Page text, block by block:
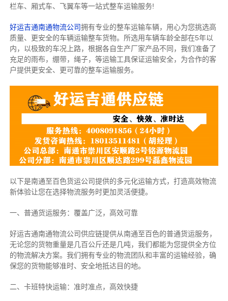
栏车、厢式车、飞翼车等一站式整车运输服务!
好运吉通南通物流公司拥有专业的整车运输车辆，用心为您挑选高
质量、更安全的车辆运输整车货物。所选用车辆车龄全部在5年以
内，以极致的车况上路，根据各自生产厂家产品不同，我们准备了
充足的雨布，绷带，绳子，等运输工具保证运输安全，为合作的客
户提供更安全、更可靠的整车运输服务。
以下是南通至百色货运公司提供的多元化运输方式，打造高效物流
新体验让您在选择物流服务时更加灵活便捷。
一、普通货运服务：覆盖广泛，高效可靠
好运吉通南通物流公司供应链提供从南通至百色的普通货运服务，
无论您的货物重量是几百公斤还是几吨，我们都能为您提供全方位
的物流解决方案。我们拥有专业的物流团队和丰富的运输经验，确
保您的货物能够准时、安全地抵达目的地。
二、卡班特快运输：准时准点，高效快捷